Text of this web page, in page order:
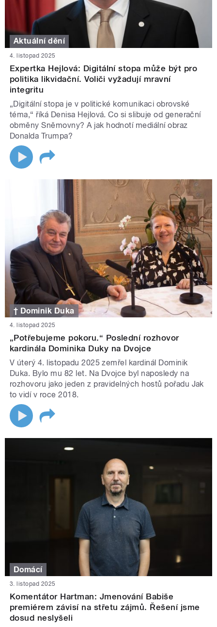
Aktuální dění
4. listopad 2025
Expertka Hejlová: Digitální stopa může být pro
politika likvidační. Voliči vyžadují mravní
integritu
„Digitální stopa je v politické komunikaci obrovské
téma,“ říká Denisa Hejlová. Co si slibuje od generační
obměny Sněmovny? A jak hodnotí mediální obraz
Donalda Trumpa?
† Dominik Duka
4. listopad 2025
„Potřebujeme pokoru.“ Poslední rozhovor
kardinála Dominika Duky na Dvojce
V úterý 4. listopadu 2025 zemřel kardinál Dominik
Duka. Bylo mu 82 let. Na Dvojce byl naposledy na
rozhovoru jako jeden z pravidelných hostů pořadu Jak
to vidí v roce 2018.
Domácí
3. listopad 2025
Komentátor Hartman: Jmenování Babiše
premiérem závisí na střetu zájmů. Řešení jsme
dosud neslyšeli